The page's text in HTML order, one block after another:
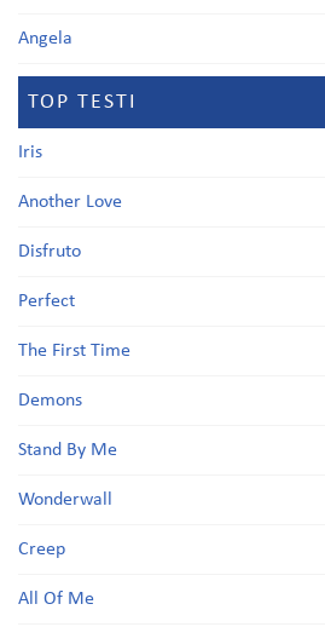
Angela
TOP TESTI
Iris
Another Love
Disfruto
Perfect
The First Time
Demons
Stand By Me
Wonderwall
Creep
All Of Me